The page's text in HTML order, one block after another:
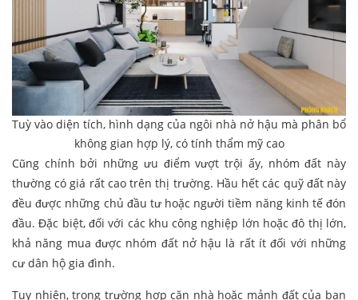
Tuỳ vào diện tích, hình dạng của ngôi nhà nở hậu mà phân bổ
không gian hợp lý, có tính thẩm mỹ cao
Cũng chính bởi những ưu điểm vượt trội ấy, nhóm đất này
thường có giá rất cao trên thị trường. Hầu hết các quỹ đất này
đều được những chủ đầu tư hoặc người tiềm năng kinh tế đón
đầu. Đặc biệt, đối với các khu công nghiệp lớn hoặc đô thị lớn,
khả năng mua được nhóm đất nở hậu là rất ít đối với những
cư dân hộ gia đình.
Tuy nhiên, trong trường hợp căn nhà hoặc mảnh đất của bạn